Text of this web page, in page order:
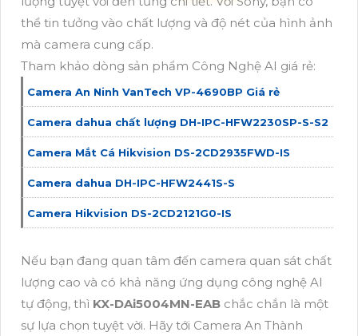
thể tin tưởng vào chất lượng và độ nét của hình ảnh
mà camera cung cấp.
Tham khảo dòng sản phẩm Công Nghệ AI giá rẻ:
Camera An Ninh VanTech VP-4690BP Giá rẻ
Camera dahua chất lượng DH-IPC-HFW2230SP-S-S2
Camera Mắt Cá Hikvision DS-2CD2935FWD-IS
Camera dahua DH-IPC-HFW2441S-S
Camera Hikvision DS-2CD2121G0-IS
Nếu bạn đang quan tâm đến camera quan sát chất
lượng cao và có khả năng ứng dụng công nghệ AI
tự động, thì KX-DAi5004MN-EAB chắc chắn là một
sự lựa chọn tuyệt vời. Hãy tới Camera An Thành